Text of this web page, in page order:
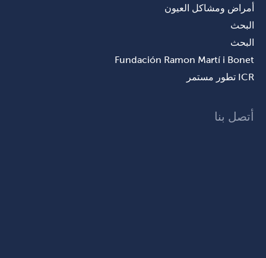
أمراض ومشاكل العيون
البحث
البحث
Fundación Ramon Martí i Bonet
ICR تطور مستمر
أتصل بنا